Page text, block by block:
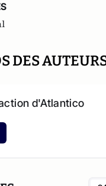
DES
d'Atlantico